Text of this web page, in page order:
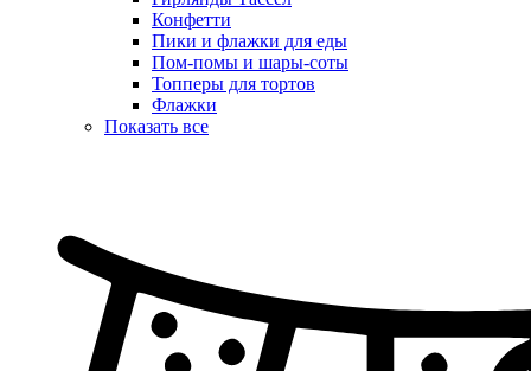
Конфетти
Пики и флажки для еды
Пом-помы и шары-соты
Топперы для тортов
Флажки
Показать все